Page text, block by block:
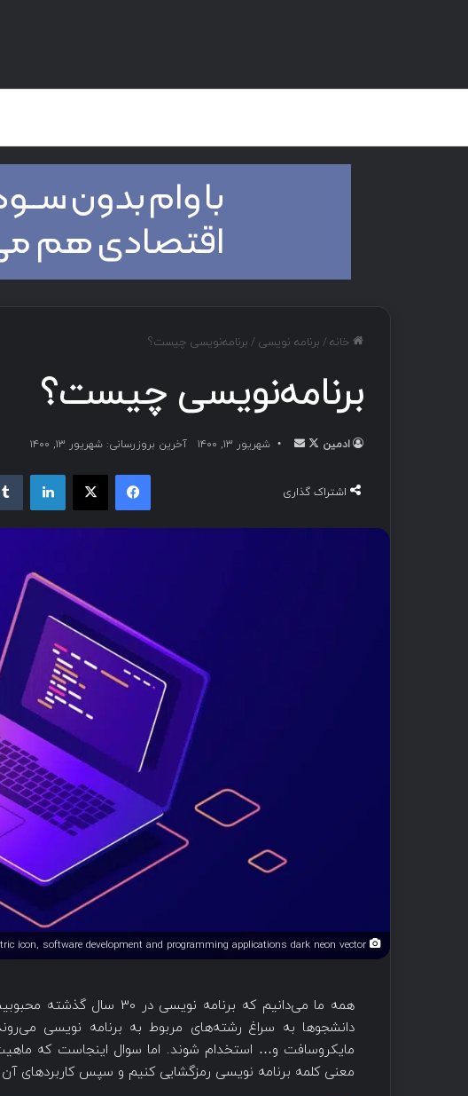
خانه/ برنامه نویسی / برنامه‌نویسی چیست؟
برنامه‌نویسی چیست؟
ادمین شهریور ۱۳, ۱۴۰۰ آخرین بروزرسانی: شهریور ۱۳, ۱۴۰۰
اشتراک گذاری
همه ما می‌دانیم که برنامه
دانشجوها به سراغ رشته‌های مربوط به برنامه نویسی
مایکروسافت و… استخدام شوند. اما سوال اینجاست که
معنی کلمه برنامه نویسی رمزگشایی کنیم و سپس کاربردهای آن